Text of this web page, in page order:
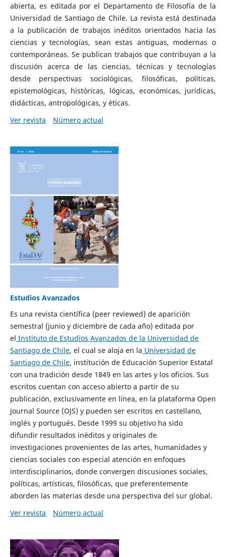
abierta, es editada por el Departamento de Filosofía de la
Universidad de Santiago de Chile. La revista está destinada
a la publicación de trabajos inéditos orientados hacia las
ciencias y tecnologías, sean estas antiguas, modernas o
contemporáneas. Se publican trabajos que contribuyan a la
discusión acerca de las ciencias, técnicas y tecnologías
desde perspectivas sociológicas, filosóficas, políticas,
epistemológicas, históricas, lógicas, económicas, jurídicas,
didácticas, antropológicas, y éticas.
Ver revista
Número actual
Estudios Avanzados
Es una revista científica (peer reviewed) de aparición
semestral (junio y diciembre de cada año) editada por
el Instituto de Estudios Avanzados de la Universidad de
Santiago de Chile, el cual se aloja en la Universidad de
Santiago de Chile, institución de Educación Superior Estatal
con una tradición desde 1849 en las artes y los oficios. Sus
escritos cuentan con acceso abierto a partir de su
publicación, exclusivamente en línea, en la plataforma Open
Journal Source (OJS) y pueden ser escritos en castellano,
inglés y portugués. Desde 1999 su objetivo ha sido
difundir resultados inéditos y originales de
investigaciones provenientes de las artes, humanidades y
ciencias sociales con especial atención en enfoques
interdisciplinarios, donde convergen discusiones sociales,
políticas, artísticas, filosóficas, que preferentemente
aborden las materias desde una perspectiva del sur global.
Ver revista
Número actual